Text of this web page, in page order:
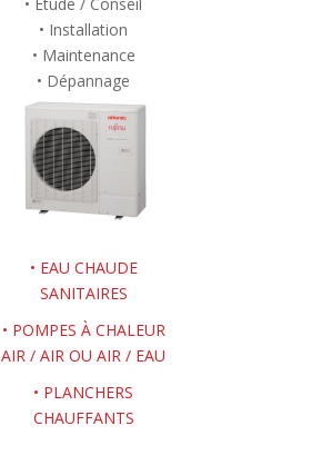
• Installation
• Maintenance
• Dépannage
• EAU CHAUDE
SANITAIRES
• POMPES À CHALEUR
AIR / AIR OU AIR / EAU
• PLANCHERS
CHAUFFANTS